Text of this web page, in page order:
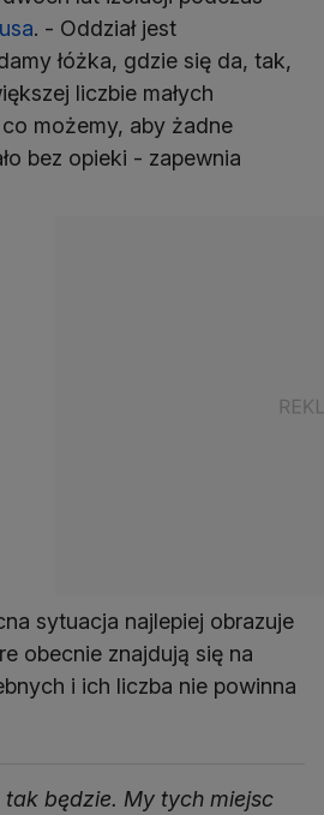
. - Oddział jest
łóżka, gdzie się da, tak,
liczbie małych
możemy, aby żadne
bez opieki - zapewnia
sytuacja najlepiej obrazuje
obecnie znajdują się na
i ich liczba nie powinna
tak będzie. My tych miejsc